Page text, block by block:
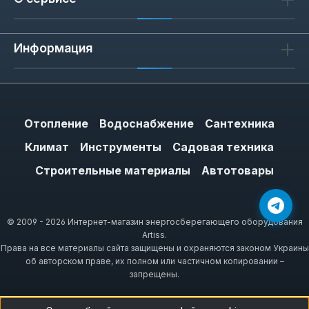
Информация
Отопление Водоснабжение
Сантехника
Климат
Инструменты
Садовая техника
Строительные материалы
Автотовары
© 2009 - 2026 Интернет-магазин энергосберегающего оборудования
Artiss.
Права на все материалы сайта защищены и охраняются законом Украины
об авторском праве, их полном или частичном копировании –
запрещены.